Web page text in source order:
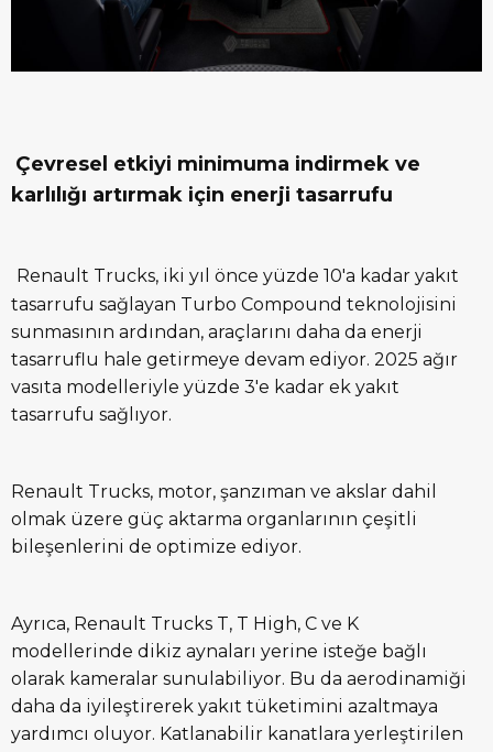
Çevresel etkiyi minimuma indirmek ve
karlılığı artırmak için enerji tasarrufu
Renault Trucks, iki yıl önce yüzde 10'a kadar yakıt
tasarrufu sağlayan Turbo Compound teknolojisini
sunmasının ardından, araçlarını daha da enerji
tasarruflu hale getirmeye devam ediyor. 2025 ağır
vasıta modelleriyle yüzde 3'e kadar ek yakıt
tasarrufu sağlıyor.
Renault Trucks, motor, şanzıman ve akslar dahil
olmak üzere güç aktarma organlarının çeşitli
bileşenlerini de optimize ediyor.
Ayrıca, Renault Trucks T, T High, C ve K
modellerinde dikiz aynaları yerine isteğe bağlı
olarak kameralar sunulabiliyor. Bu da aerodinamiği
daha da iyileştirerek yakıt tüketimini azaltmaya
yardımcı oluyor. Katlanabilir kanatlara yerleştirilen